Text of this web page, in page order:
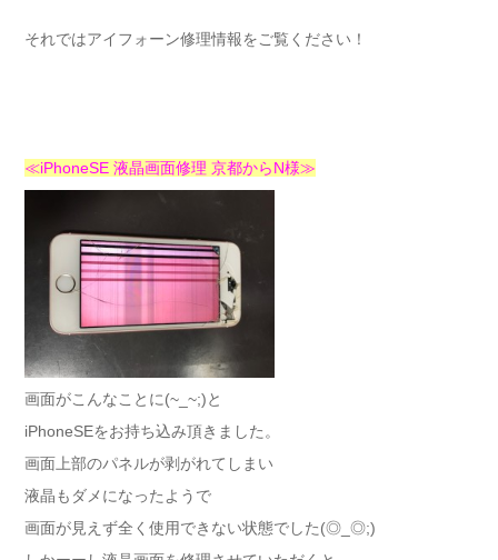
それではアイフォーン修理情報をご覧ください！
≪iPhoneSE 液晶画面修理 京都からN様≫
画面がこんなことに(~_~;)と
iPhoneSEをお持ち込み頂きました。
画面上部のパネルが剥がれてしまい
液晶もダメになったようで
画面が見えず全く使用できない状態でした(◎_◎;)